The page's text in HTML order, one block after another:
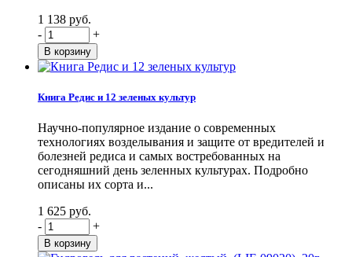
1 138 руб.
-
+
Книга Редис и 12 зеленых культур
Научно-популярное издание о современных
технологиях возделывания и защите от вредителей и
болезней редиса и самых востребованных на
сегодняшний день зеленных культурах. Подробно
описаны их сорта и...
1 625 руб.
-
+